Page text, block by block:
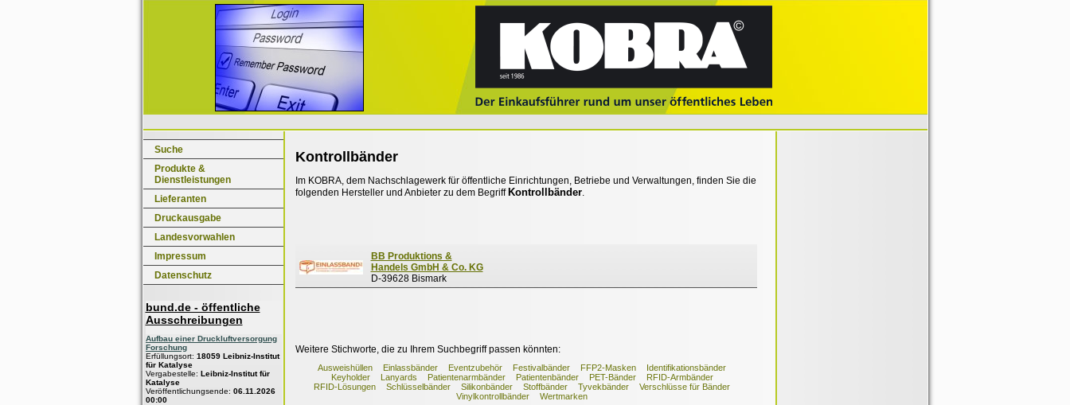
Suche
Produkte &
Dienstleistungen
Lieferanten
Druckausgabe
Landesvorwahlen
Impressum
Datenschutz
bund.de - öffentliche
Ausschreibungen
Aufbau einer Druckluftversorgung
Forschung
Erfüllungsort: 18059 Leibniz-Institut
für Katalyse
Vergabestelle: Leibniz-Institut für
Katalyse
Veröffentlichungsende: 06.11.2026
00:00
Kontrollbänder
Im KOBRA, dem Nachschlagewerk für öffentliche Einrichtungen, Betriebe und Verwaltungen, finden Sie die
folgenden Hersteller und Anbieter zu dem Begriff Kontrollbänder.
BB Produktions &
Handels GmbH & Co. KG
D-39628 Bismark
Weitere Stichworte, die zu Ihrem Suchbegriff passen könnten:
Ausweishüllen Einlassbänder Eventzubehör Festivalbänder FFP2-Masken
Identifikationsbänder
Keyholder
Lanyards Patientenarmbänder Patientenbänder PET-Bänder
RFID-Armbänder
RFID-Lösungen
Schlüsselbänder Silikonbänder Stoffbänder Tyvekbänder
Verschlüsse für Bänder
Vinylkontrollbänder
Wertmarken